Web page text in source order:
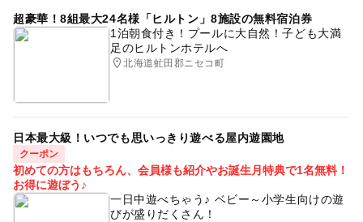
超豪華！8組最大24名様「ヒルトン」8施設の無料宿泊券
1泊朝食付き！プールに大自然！子ども大満
足のヒルトンホテルへ
北海道虻田郡ニセコ町
日本最大級！いつでも思いっきり遊べる屋内遊園地
クーポン
初めての方はもちろん、会員様も紹介やお誕生月特典で1名無料！
お得に遊ぼう♪
一日中遊べちゃう♪ ベビー～小学生向けの遊
びが盛りだくさん！